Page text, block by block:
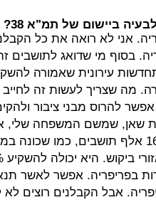
ביישום של תמ"א 38?
אני לא רואה את כל
בסוף מי שדואג לתושבים
מה שצריך לעשות זה
להרוס מבני ציבור
שאן, שמשם המשפחה שלי,
בניינים. כל בית שאן זה 16 אלף תושבים,
בפריפריה. אפשר לאשר
אבל הקבלנים רוצים